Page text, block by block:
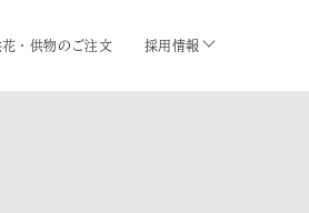
花・供物のご注文 採用情報